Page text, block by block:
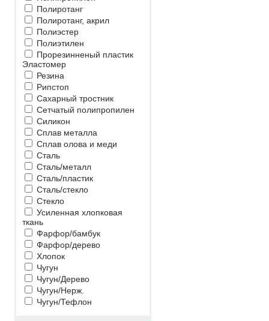
Полиротанг
Полиротанг, акрил
Полиэстер
Полиэтилен
Прорезинненый пластик
Эластомер
Резина
Рипстоп
Сахарный тростник
Сетчатый полипропилен
Силикон
Сплав металла
Сплав олова и меди
Сталь
Сталь/металл
Сталь/пластик
Сталь/стекло
Стекло
Усиленная хлопковая
ткань
Фарфор/бамбук
Фарфор/дерево
Хлопок
Чугун
Чугун/Дерево
Чугун/Нерж.
Чугун/Тефлон